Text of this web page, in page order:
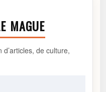
MAGUE
de culture,